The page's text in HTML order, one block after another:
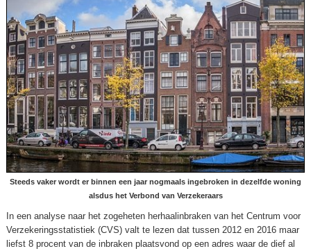
Steeds vaker wordt er binnen een jaar nogmaals ingebroken in dezelfde woning
alsdus het Verbond van Verzekeraars
In een analyse naar het zogeheten herhaalinbraken van het Centrum voor
Verzekeringsstatistiek (CVS) valt te lezen dat tussen 2012 en 2016 maar
liefst 8 procent van de inbraken plaatsvond op een adres waar de dief al